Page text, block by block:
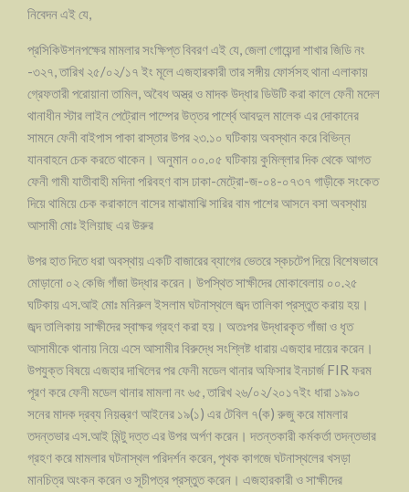
নিবেদন এই যে,
প্রসিকিউশনপক্ষের মামলার সংক্ষিপ্ত বিবরণ এই যে, জেলা গোয়েন্দা শাখার জিডি নং
-৩২৭, তারিখ ২৫/০২/১৭ ইং মূলে এজহারকারী তার সঙ্গীয় ফোর্সসহ থানা এলাকায়
গ্রেফতারী পরোয়ানা তামিল, অবৈধ অস্ত্র ও মাদক উদ্ধার ডিউটি করা কালে ফেনী মদেল
থানাধীন স্টার লাইন পেট্রোল পাম্পের উত্তর পার্শ্বে আবদুল মালেক এর দোকানের
সামনে ফেনী বাইপাস পাকা রাস্তার উপর ২৩.১০ ঘটিকায় অবস্থান করে বিভিন্ন
যানবাহনে চেক করতে থাকেন। অনুমান ০০.০৫ ঘটিকায় কুমিল্লার দিক থেকে আগত
ফেনী গামী যাতীবাহী মদিনা পরিবহণ বাস ঢাকা-মেট্রো-জ-০৪-০৭৩৭ গাড়ীকে সংকেত
দিয়ে থামিয়ে চেক করাকালে বাসের মাঝামাঝি সারির বাম পাশের আসনে বসা অবস্থায়
আসামী মোঃ ইলিয়াছ এর উরুর
উপর হাত দিতে ধরা অবস্থায় একটি বাজারের ব্যাগের ভেতরে স্কচটেপ দিয়ে বিশেষভাবে
মোড়ানো ০২ কেজি গাঁজা উদ্ধার করেন। উপস্থিত সাক্ষীদের মোকাবেলায় ০০.২৫
ঘটিকায় এস.আই মোঃ মনিরুল ইসলাম ঘটনাস্থলে জব্দ তালিকা প্রস্তুত করায় হয়।
জব্দ তালিকায় সাক্ষীদের স্বাক্ষর গ্রহণ করা হয়। অতঃপর উদ্ধারকৃত গাঁজা ও ধৃত
আসামীকে থানায় নিয়ে এসে আসামীর বিরুদ্ধে সংশ্লিষ্ট ধারায় এজহার দায়ের করেন।
উপযুক্ত বিষয়ে এজহার দাখিলের পর ফেনী মডেল থানার অফিসার ইনচার্জ FIR ফরম
পূরণ করে ফেনী মডেল থানার মামলা নং ৬৫, তারিখ ২৬/০২/২০১৭ইং ধারা ১৯৯০
সনের মাদক দ্রব্য নিয়ন্ত্রণ আইনের ১৯(১) এর টেবিল ৭(ক) রুজু করে মামলার
তদন্তভার এস.আই মিন্টু দত্ত এর উপর অর্পণ করেন। দতন্তকারী কর্মকর্তা তদন্তভার
গ্রহণ করে মামলার ঘটনাস্থল পরিদর্শন করেন, পৃথক কাগজে ঘটনাস্থলের খসড়া
মানচিত্র অংকন করেন ও সূচীপত্র প্রস্তুত করেন। এজহারকারী ও সাক্ষীদের